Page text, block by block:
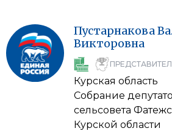
Пустарнакова
Викторовна
Курская область
Собрание
сельсовета
Курской области